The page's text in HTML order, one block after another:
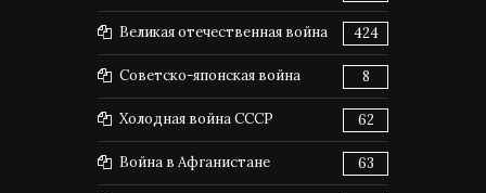
Великая отечественная война 424
Советско-японская война 8
Холодная война СССР 62
Война в Афганистане 63